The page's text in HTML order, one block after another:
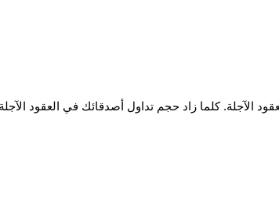
الآجلة. كلما زاد حجم تداول أصدقائك في العقود